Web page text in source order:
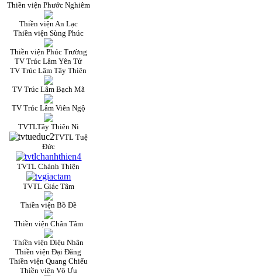
Thiền viện Phước Nghiêm
Thiền viện An Lạc
Thiền viện Sùng Phúc
Thiền viện Phúc Trường
TV Trúc Lâm Yên Tử
TV Trúc Lâm Tây Thiên
TV Trúc Lâm Bạch Mã
TV Trúc Lâm Viên Ngộ
TVTLTây Thiên Ni
TVTL Tuệ
Đức
TVTL Chánh Thiện
TVTL Giác Tâm
Thiền viện Bồ Đề
Thiền viện Chân Tâm
Thiền viện Diệu Nhân
Thiền viện Đại Đăng
Thiền viện Quang Chiếu
Thiền viện Vô Ưu